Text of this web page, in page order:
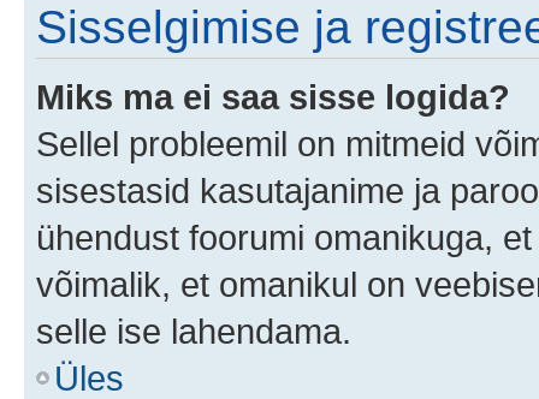
Sisselgimise ja
Miks ma ei saa sisse logida?
Sellel probleemil on mitmeid
sisestasid kasutajanime ja
ühendust foorumi omanikuga,
võimalik, et omanikul on
selle ise lahendama.
Üles